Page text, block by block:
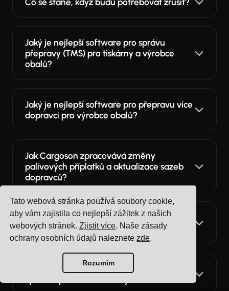
Tato webová stránka používá soubory cookie,
aby vám zajistila co nejlepší zážitek z našich
webových stránek.Zjistit více. Naše zásady
ochrany osobních údajů naleznete zde.
Rozumím
Jaký je nejlepší software pro správu
přepravy (TMS) pro tiskárny a výrobce
obalů?
Jaký je nejlepší software pro přepravu více
dopravci pro výrobce obalů?
Jak Cargoson zpracovává změny
palivových příplatků a aktualizace sazeb
dopravců?
Mohou Cargoson používat různé týmy?
Logistika, nákup, sklad?
Máme více továren a skladů. Může jeden